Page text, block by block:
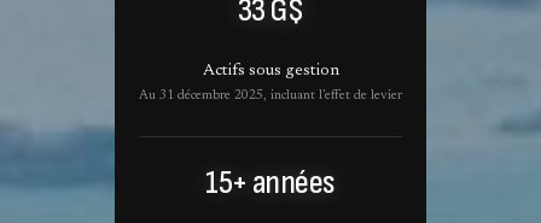
33 G$
Actifs sous gestion
Au 31 décembre 2025, incluant l'effet de levier
15+ années